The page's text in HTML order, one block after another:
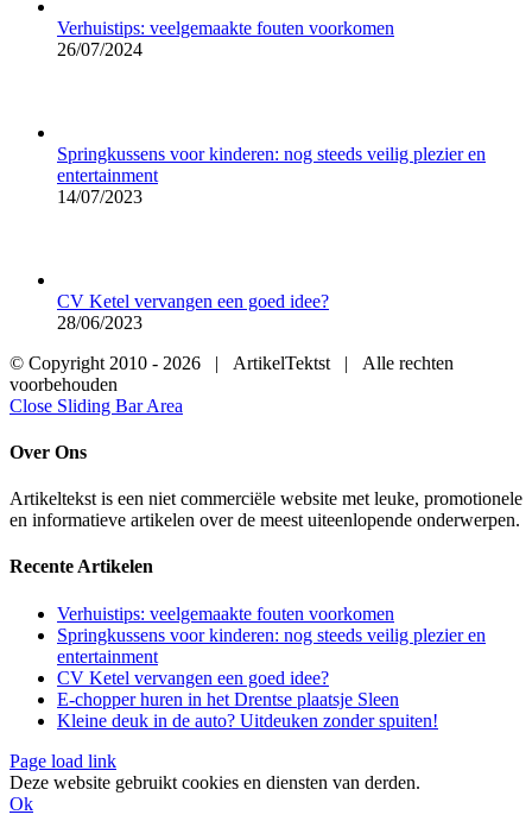
Verhuistips: veelgemaakte fouten voorkomen
26/07/2024
Springkussens voor kinderen: nog steeds veilig plezier en
entertainment
14/07/2023
CV Ketel vervangen een goed idee?
28/06/2023
© Copyright 2010 - 2026 | ArtikelTektst | Alle rechten
voorbehouden
Close Sliding Bar Area
Over Ons
Artikeltekst is een niet commerciële website met leuke, promotionele
en informatieve artikelen over de meest uiteenlopende onderwerpen.
Recente Artikelen
Verhuistips: veelgemaakte fouten voorkomen
Springkussens voor kinderen: nog steeds veilig plezier en
entertainment
CV Ketel vervangen een goed idee?
E-chopper huren in het Drentse plaatsje Sleen
Kleine deuk in de auto? Uitdeuken zonder spuiten!
Page load link
Deze website gebruikt cookies en diensten van derden.
Ok